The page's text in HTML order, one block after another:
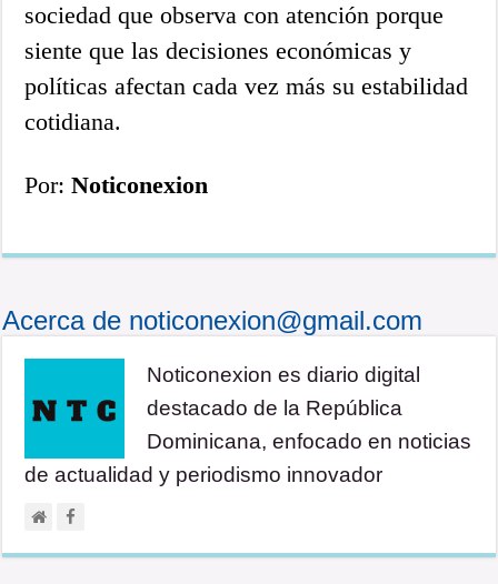
sociedad que observa con atención porque
siente que las decisiones económicas y
políticas afectan cada vez más su estabilidad
cotidiana.
Por:Noticonexion
Acerca de noticonexion@gmail.com
Noticonexion es diario digital
destacado de la República
Dominicana, enfocado en noticias
de actualidad y periodismo innovador